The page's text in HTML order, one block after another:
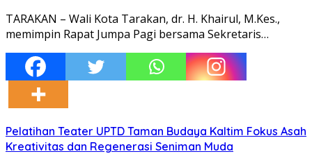
TARAKAN – Wali Kota Tarakan, dr. H. Khairul, M.Kes.,
memimpin Rapat Jumpa Pagi bersama Sekretaris…
Pelatihan Teater UPTD Taman Budaya Kaltim Fokus Asah
Kreativitas dan Regenerasi Seniman Muda